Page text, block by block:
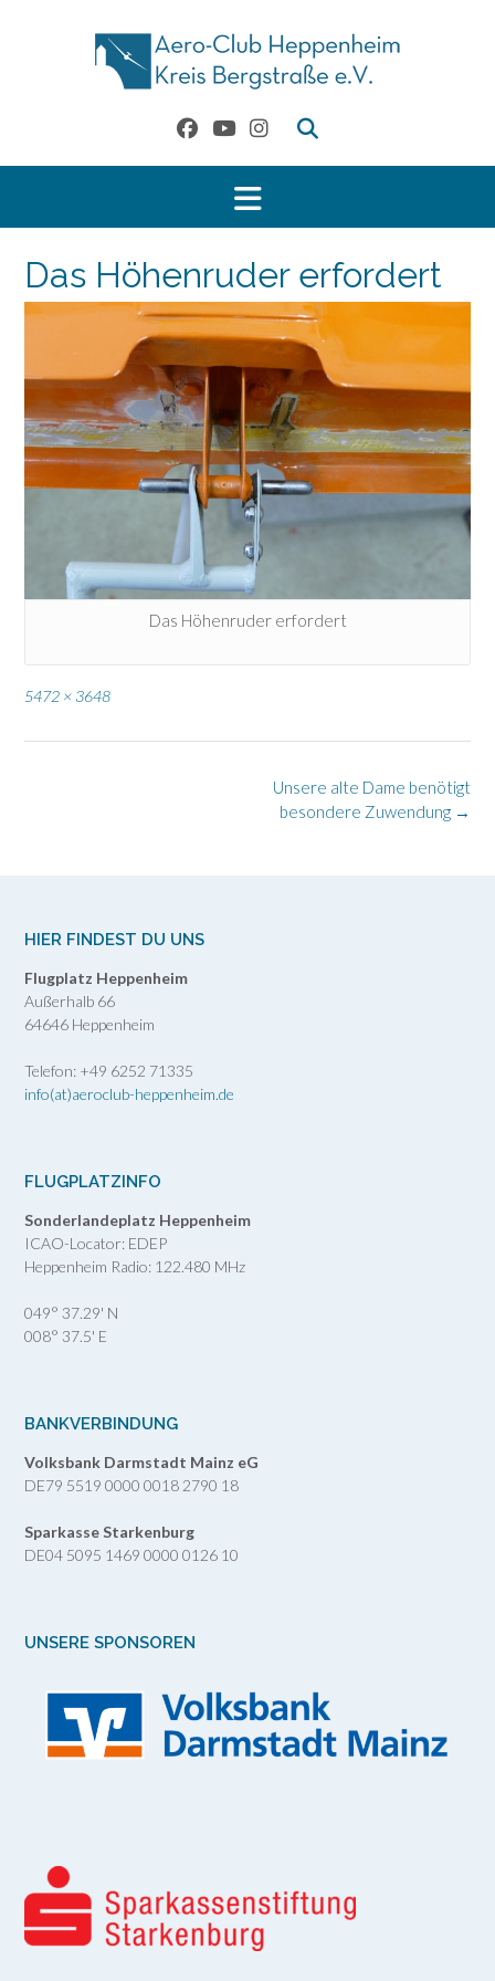
Das Höhenruder erfordert
Das Höhenruder erfordert
Full
5472 × 3648
Unsere alte Dame benötigt
besondere Zuwendung →
HIER FINDEST DU UNS
Flugplatz Heppenheim
Außerhalb 66
64646 Heppenheim
Telefon: +49 6252 71335
info(at)aeroclub-heppenheim.de
FLUGPLATZINFO
Sonderlandeplatz Heppenheim
ICAO-Locator: EDEP
Heppenheim Radio: 122.480 MHz
049° 37.29' N
008° 37.5' E
BANKVERBINDUNG
Volksbank Darmstadt Mainz eG
DE79 5519 0000 0018 2790 18
Sparkasse Starkenburg
DE04 5095 1469 0000 0126 10
UNSERE SPONSOREN